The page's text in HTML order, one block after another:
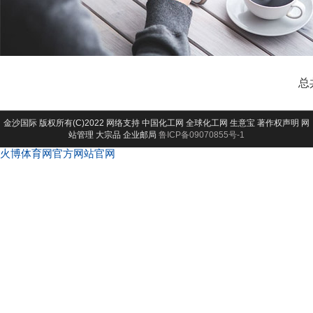
总
金沙国际 版权所有(C)2022 网络支持 中国化工网 全球化工网 生意宝 著作权声明 网
站管理 大宗品 企业邮局 鲁ICP备09070855号-1
火博体育网官方网站官网